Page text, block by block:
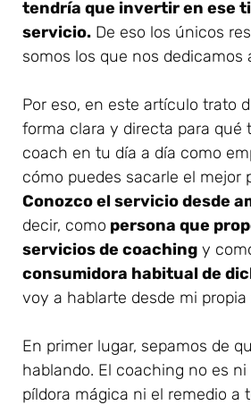
tendría que invertir en ese
servicio. De eso los únicos
somos los que nos dedicamos
Por eso, en este artículo trato
forma clara y directa para qué
coach en tu día a día como
cómo puedes sacarle el mejor
Conozco el servicio desde
decir, como persona que
servicios de coaching y
consumidora habitual de
voy a hablarte desde mi propia
En primer lugar, sepamos de
hablando. El coaching no es
píldora mágica ni el remedio a